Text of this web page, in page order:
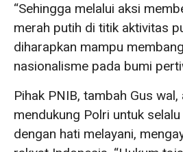
“Sehingga melalui aksi
merah putih di titik aktivitas
diharapkan mampu
nasionalisme pada bumi
Pihak PNIB, tambah Gus
mendukung Polri untuk
dengan hati melayani,